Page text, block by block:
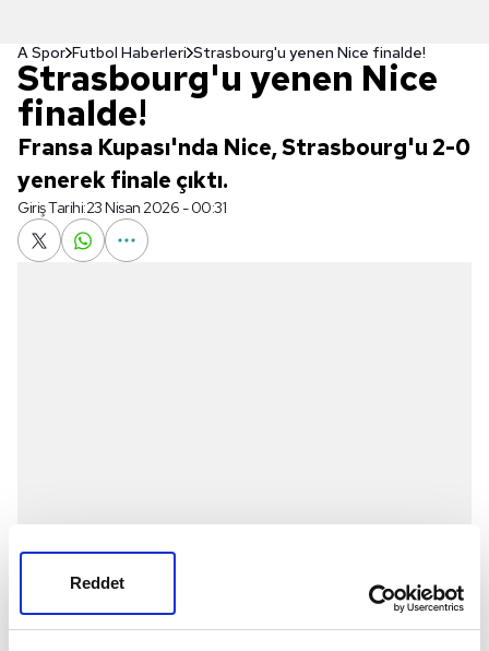
Reddet
A Spor Futbol Haberleri Strasbourg'u yenen Nice finalde!
Strasbourg'u yenen Nice
finalde!
Fransa Kupası'nda Nice, Strasbourg'u 2-0
yenerek finale çıktı.
Giriş Tarihi:23 Nisan 2026 - 00:31
Meinau Stadı'ndaki yarı finaldeStrasbourg'a konuk